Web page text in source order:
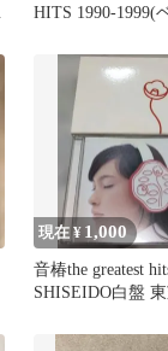
HITS 1990-1999(
現在 ¥ 1,000
音椿the greatest
SHISEIDO白盤 東